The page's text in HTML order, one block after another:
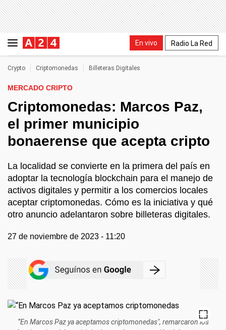
En vivo Radio La Red
Crypto Criptomonedas Billeteras Digitales
MERCADO CRIPTO
Criptomonedas: Marcos Paz,
el primer municipio
bonaerense que acepta cripto
La localidad se convierte en la primera del país en
adoptar la tecnología blockchain para el manejo de
activos digitales y permitir a los comercios locales
aceptar criptomonedas. Cómo es la iniciativa y qué
otro anuncio adelantaron sobre billeteras digitales.
27 de noviembre de 2023 - 11:20
“En Marcos Paz ya aceptamos criptomonedas", remarcaron los